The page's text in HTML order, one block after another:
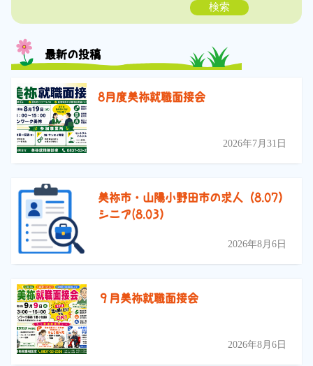
検索
最新の投稿
8月度美祢就職面接会
2026年7月31日
美祢市・山陽小野田市の求人（8.07）
シニア(8.03）
2026年8月6日
９月美祢就職面接会
2026年8月6日